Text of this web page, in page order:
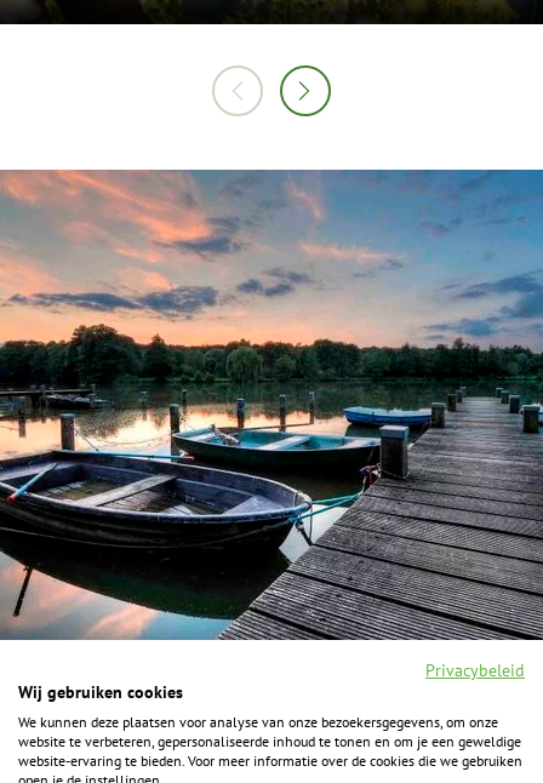
F
a
c
I
n
s
Y
o
u
P
i
n
Privacybeleid
Wij gebruiken cookies
We kunnen deze plaatsen voor analyse van onze bezoekersgegevens, om onze
website te verbeteren, gepersonaliseerde inhoud te tonen en om je een geweldige
website-ervaring te bieden. Voor meer informatie over de cookies die we gebruiken